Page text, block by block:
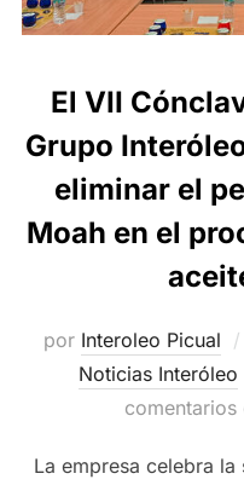
El VII
Grupo
eliminar el
Moah en el
por Interoleo Picual
Noticias Interóleo
comentarios
La empresa celebra